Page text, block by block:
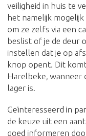
veiligheid in huis te
het namelijk
om ze zelfs via een
beslist of je de deur
instellen dat je op
knop opent. Dit
Harelbeke, wanneer
lager is.
Geïnteresseerd in
de keuze uit een
goed informeren